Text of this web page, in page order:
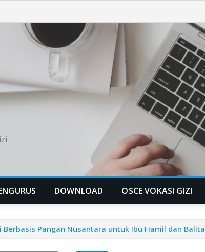
DOWNLOAD OSCE VOKASI GIZI
Berbasis Pangan Nusantara untuk Ibu Hamil dan Balita